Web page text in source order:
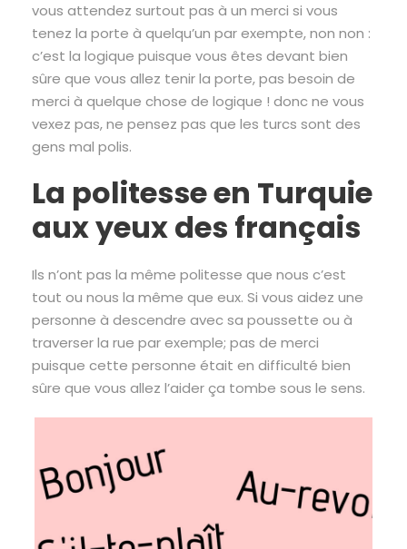
vous attendez surtout pas à un merci si vous
tenez la porte à quelqu’un par exempte, non non :
c’est la logique puisque vous êtes devant bien
sûre que vous allez tenir la porte, pas besoin de
merci à quelque chose de logique ! donc ne vous
vexez pas, ne pensez pas que les turcs sont des
gens mal polis.
La politesse en Turquie
aux yeux des français
Ils n’ont pas la même politesse que nous c’est
tout ou nous la même que eux. Si vous aidez une
personne à descendre avec sa poussette ou à
traverser la rue par exemple; pas de merci
puisque cette personne était en difficulté bien
sûre que vous allez l’aider ça tombe sous le sens.